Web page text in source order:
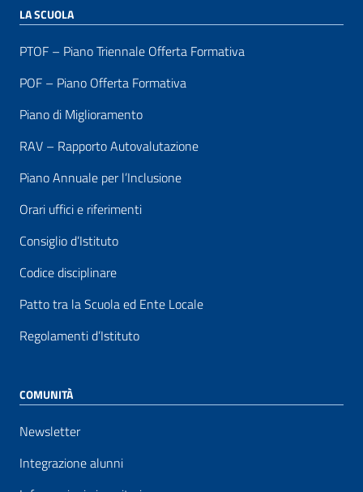
LA SCUOLA
PTOF – Piano Triennale Offerta Formativa
POF – Piano Offerta Formativa
Piano di Miglioramento
RAV – Rapporto Autovalutazione
Piano Annuale per l’Inclusione
Orari uffici e riferimenti
Consiglio d’Istituto
Codice disciplinare
Patto tra la Scuola ed Ente Locale
Regolamenti d’Istituto
COMUNITÀ
Newsletter
Integrazione alunni